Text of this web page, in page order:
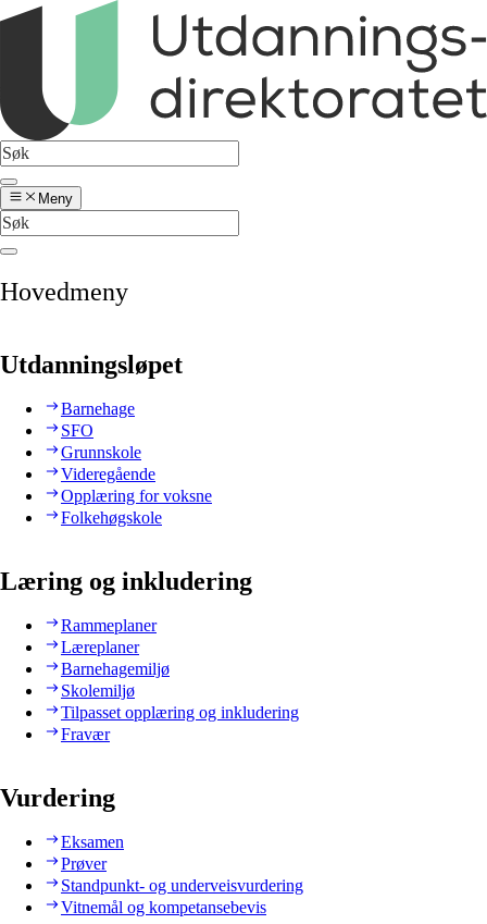
Meny
Hovedmeny
Utdanningsløpet
Barnehage
SFO
Grunnskole
Videregående
Opplæring for voksne
Folkehøgskole
Læring og inkludering
Rammeplaner
Læreplaner
Barnehagemiljø
Skolemiljø
Tilpasset opplæring og inkludering
Fravær
Vurdering
Eksamen
Prøver
Standpunkt- og underveisvurdering
Vitnemål og kompetansebevis